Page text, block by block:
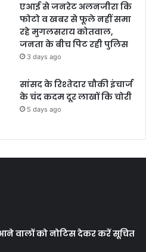
एआई से जनरेट अलनजीरा कि
फोटो व खबर से फूले नहीं समा
रहे मुगलसराय कोतवाल,
जनता के बीच पिट रही पुलिस
3 days ago
सांसद के रिश्तेदार चौकी इंचार्ज
के चंद कदम दूर लाखों कि चोरी
5 days ago
वालों को नोटिस देकर करें सूचित